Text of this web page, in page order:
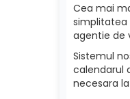
Cea mai
simplitatea
agentie de
Sistemul
calendarul
necesara